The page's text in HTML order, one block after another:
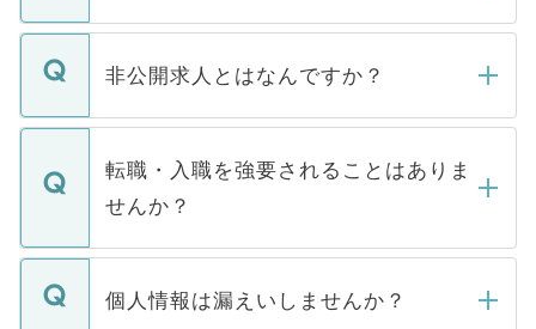
ご登録いただきましたら、弊社担当者がご
登録内容を確認し、その後メールもしくは
ます。通常、5営業日以内にはご連絡をせて
いただきますので、しばらくお待ちくださ
い。
非公開求人とはなんですか？
マイナビDOCTORで取り扱っている求人の
うち約3割は、Webサイトからご覧いただ
けない「非公開求人」です。非公開求人は
下記の理由によって、一般には公開してい
ません。
■応募殺到を避けるため 人気のある医療機
転職・入職を強要されることはありま
せんか？
転職・入職を強要することは一切ありませ
ん。また、仮に応募先から内定をいただい
個人情報は漏えいしませんか？